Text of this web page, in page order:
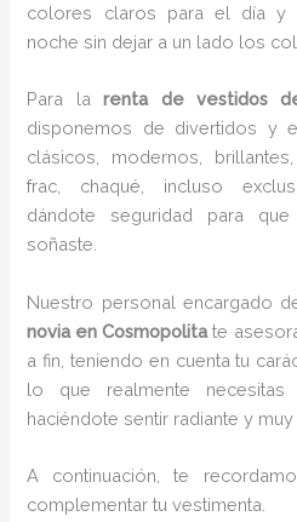
colores claros para el día y
noche sin dejar a un lado los
Para larenta de vestidos
disponemos de divertidos y
clásicos, modernos,
frac, chaqué, incluso
dándote seguridad para
soñaste.
Nuestro personal encargado
novia en Cosmopolitate
a fin, teniendo en cuenta tu
lo que realmente
haciéndote sentir radiante y muy
A continuación, te
complementar tu vestimenta.